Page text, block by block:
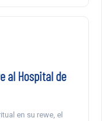
al Hospital de
en su rewe, el